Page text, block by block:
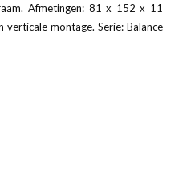
Afmetingen: 81 x 152 x 11
montage. Serie: Balance